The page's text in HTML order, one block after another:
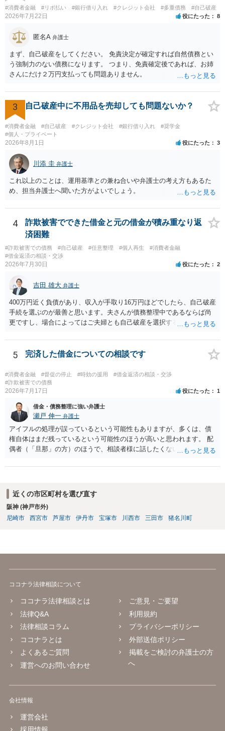
に対し、電話をかけ、電報を送達し、若しくはファクシミリ装置を用
いて送信し、又は訪問する方法により、当該債務を弁済することを要
かわらず、更にこれらの方法で当該債務を弁済することを要求するこ
と。）に違反しています。監督官庁に行政処分を求める、裁判所に仮
処分申請、不退去罪が成立すれば警察に通報などの対応が考えられま
す。ご参考にしてください。
#消費者金融 #リボ払い #銀行借り入れ #クレジット会社 #多重債務 #自己破産
2026年7月22日 役にたった 8
匿名A 弁護士
まず、自己破産をしてください。 免責決定が確定すれば自然債務とい
う強制力のない債務になります。 つまり、免責確定後であれば、お姉
さんにだけ２万円支払っても問題ありません。
3 自己破産中に不用品を売却しても問題ないか？
#消費者金融 #自己破産 #クレジット会社 #銀行借り入れ
#奨学金
#個人・プライベート
2026年8月1日 役にたった 3
川添 圭 弁護士
これ以上のことは、運用基準との兼ね合いや弁護士の考え方もあるた
め、担当弁護士へ聞いた方がよいでしょう。
4
詐欺被害でできた借金と元の借金が積み重なり返
済困難
#詐欺被害での債務 #自己破産 #任意整理 #個人再生
#消費者金融
#借金返済の相談・交渉
2026年7月30日 役にたった 2
吉田 雄大 弁護士
400万円近く負債があり、収入が手取り16万円ほどでしたら、自己破産
手続を選ぶのが最善と思います。夫さんが債務整理中であるならば尚
更ですし、場合によってはご夫婦とも自己破産を選択する方法もある
5 完済した借金についての相談です
#消費者金融 #督促の停止 #時効の援用
#借金返済の相談・交渉
#詐欺被害での債務
2026年7月17日 役にたった 1
借金・債務整理に強い弁護士
瀬戸 伸一 弁護士
アイフルの処理が誤っているという可能性もありますが、多くは、債
権自体はまだ残っているという可能性のほうが高いと思われます。 配
偶者（「旦那」の方）のほうで、相談者様に話したくない事情等もあ
援用という方法も取れる可能性があるため、御主人に法律事務所に相
せない事情もあるかもしれないのでおひとりで行ってもらうほうがい
いかもしれません。 配偶者の債務がある状態で配偶者が亡くなると債
務を相談者様が相続するという状態になる（相続放棄などの亡くなっ
てからの方法もありますが）ため、相談者様にも関係することだとし
近くの市区町村を選び直す
阪神 (神戸市外)
尼崎市
西宮市 芦屋市 伊丹市 宝塚市 川西市 三田市 猪名川町
ココナラ法律相談について
ココナラ法律相談とは
法律Q&A
法律相談コラム
ココナラとは
よくあるご質問
運営へのお問い合わせ
ご意見・ご要望
利用規約
プライバシーポリシー
外部送信ポリシー
掲載をご検討の弁護士の方
へ
会社情報
運営会社